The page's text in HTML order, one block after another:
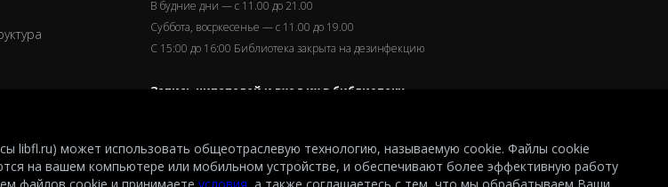
В будние дни — с 11.00 до 21.00
Суббота, восркесенье — с 11.00 до 19.00
С 15:00 до 16:00 Библиотека закрыта на дезинфекцию
Запись читателей и вход их в библиотеку
libfl.ru) может использовать общеотраслевую технологию, называемую cookie. Файлы cookie
на вашем компьютере или мобильном устройстве, и обеспечивают более эффективную работу